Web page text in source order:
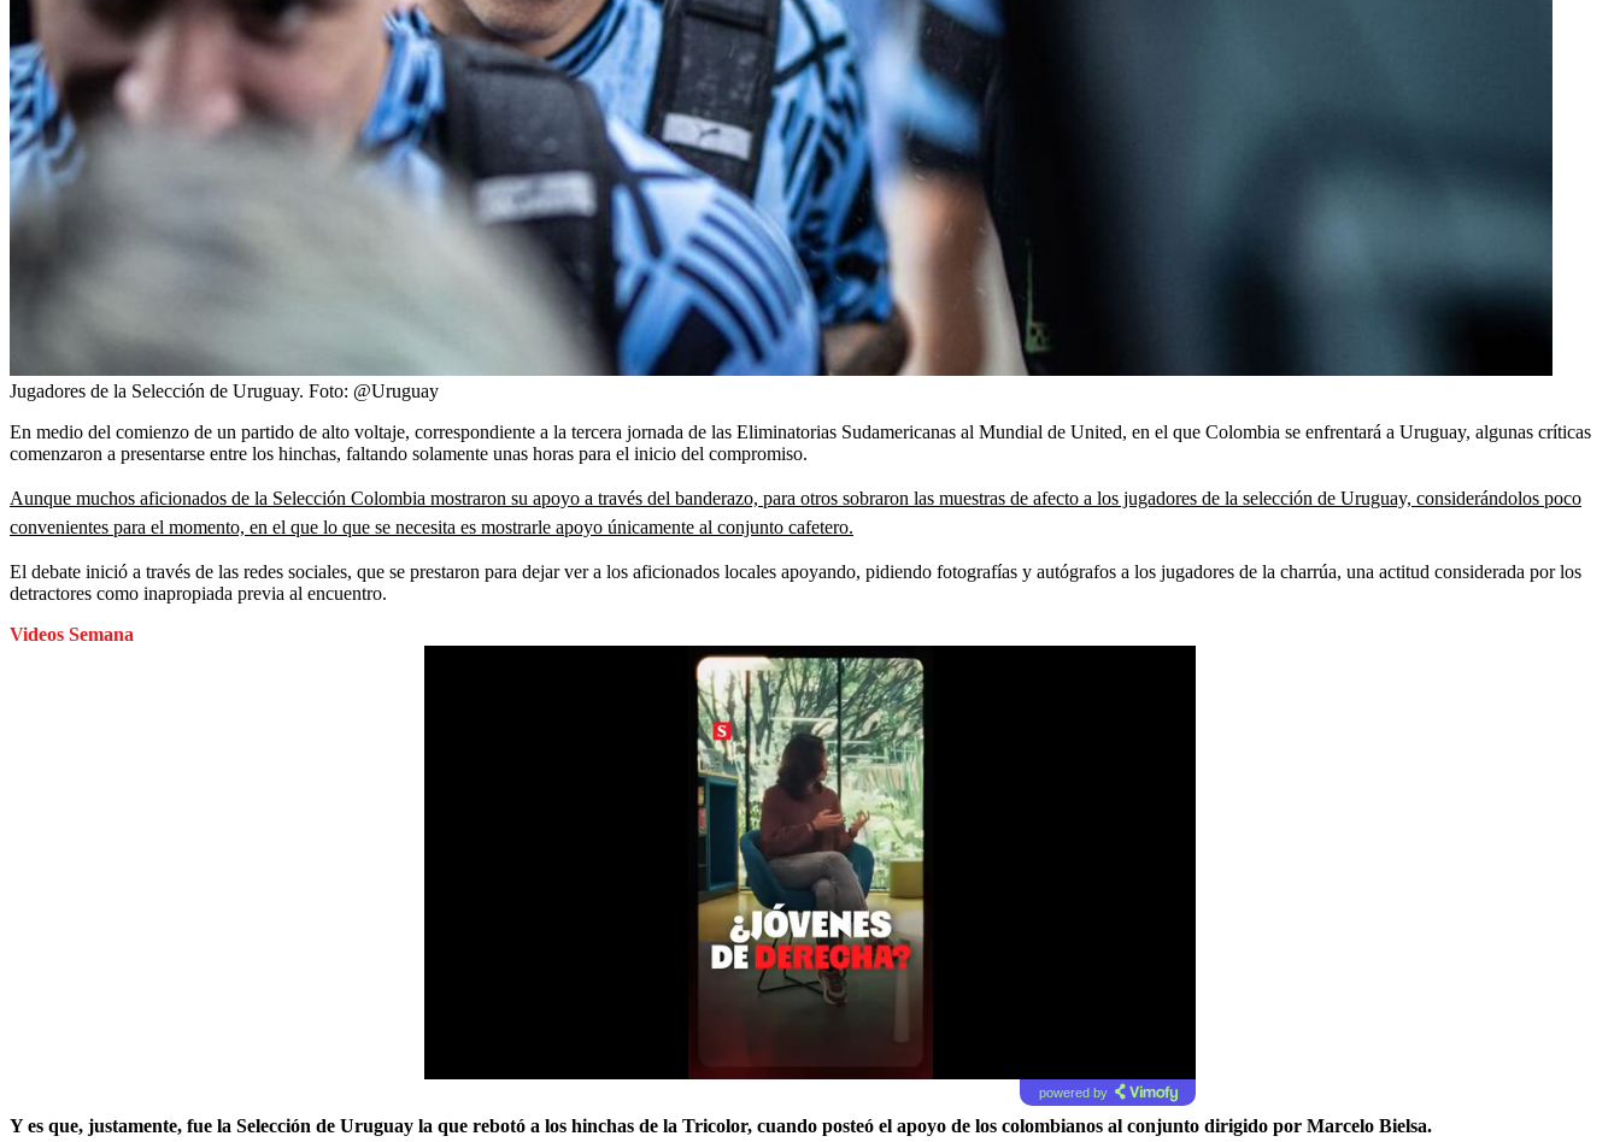
Jugadores de la Selección de Uruguay. Foto: @Uruguay
En medio del comienzo de un partido de alto voltaje, correspondiente a la tercera jornada de las Eliminatorias Sudamericanas al Mundial de United, en el que Colombia se enfrentará a Uruguay, algunas críticas
comenzaron a presentarse entre los hinchas, faltando solamente unas horas para el inicio del compromiso.
Aunque muchos aficionados de la Selección Colombia mostraron su apoyo a través del banderazo, para otros sobraron las muestras de afecto a los jugadores de la selección de Uruguay, considerándolos poco
convenientes para el momento, en el que lo que se necesita es mostrarle apoyo únicamente al conjunto cafetero.
El debate inició a través de las redes sociales, que se prestaron para dejar ver a los aficionados locales apoyando, pidiendo fotografías y autógrafos a los jugadores de la charrúa, una actitud considerada por los
detractores como inapropiada previa al encuentro.
Videos Semana
powered by
Y es que, justamente, fue la Selección de Uruguay la que rebotó a los hinchas de la Tricolor, cuando posteó el apoyo de los colombianos al conjunto dirigido por Marcelo Bielsa.